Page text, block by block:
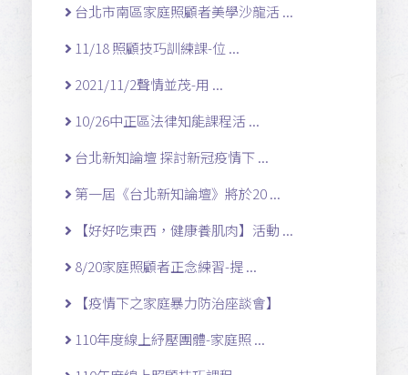
台北市南區家庭照顧者美學沙龍活 ...
11/18 照顧技巧訓練課-位 ...
2021/11/2聲情並茂-用 ...
10/26中正區法律知能課程活 ...
台北新知論壇 探討新冠疫情下 ...
第一屆《台北新知論壇》將於20 ...
【好好吃東西，健康養肌肉】活動 ...
8/20家庭照顧者正念練習-提 ...
【疫情下之家庭暴力防治座談會】
110年度線上紓壓團體-家庭照 ...